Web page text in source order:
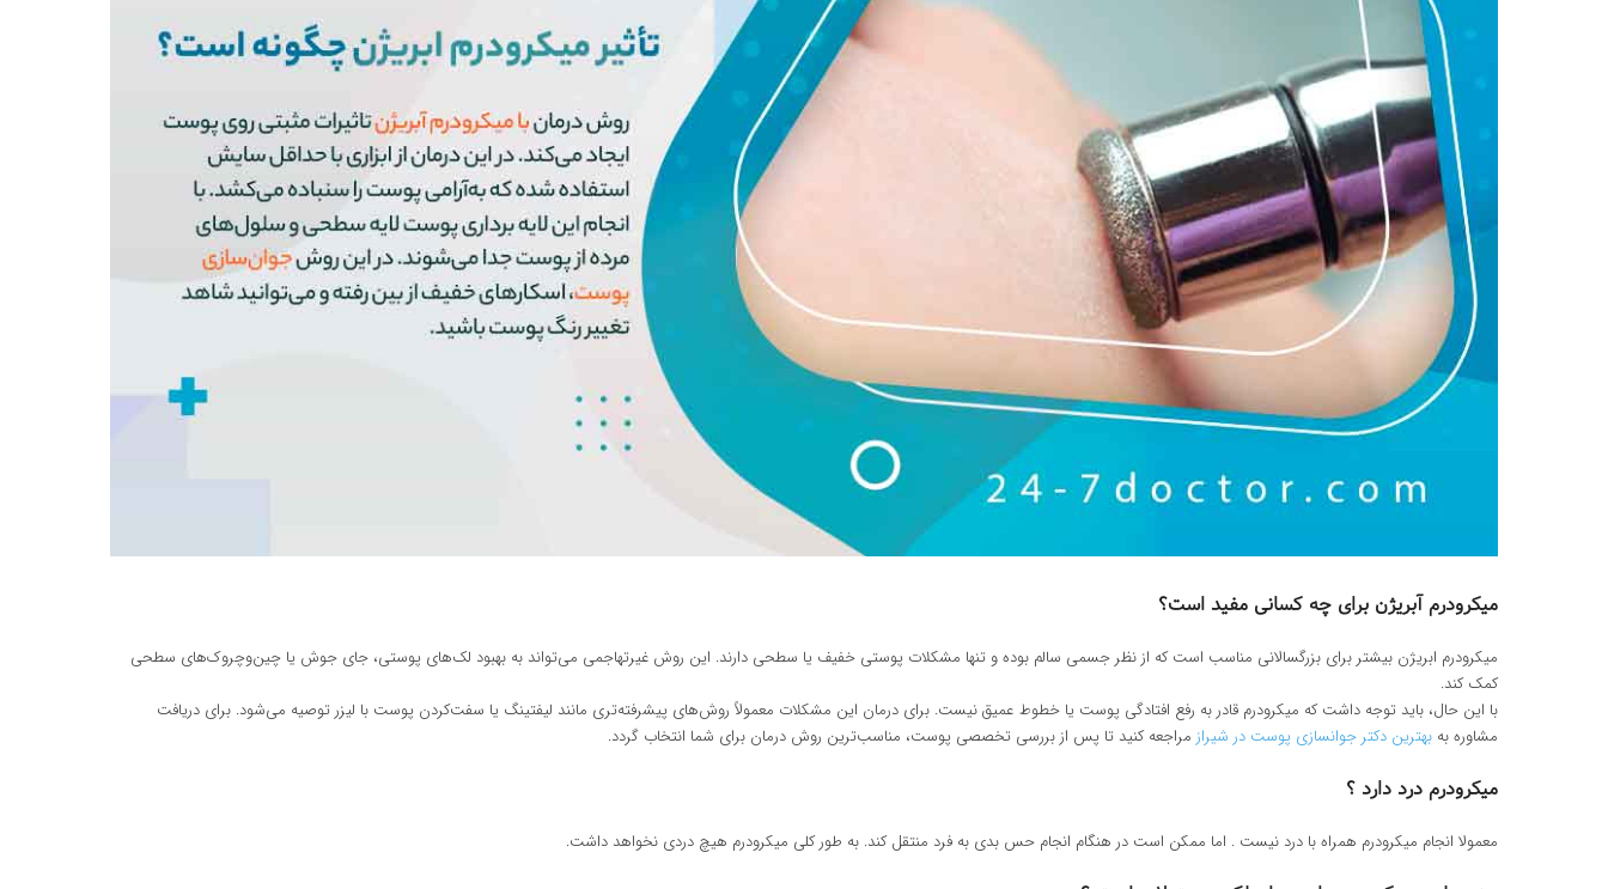
میکرودرم آبریژن برای چه کسانی مفید است؟
میکرودرم ابریژن بیشتر برای بزرگسالانی مناسب است که از نظر جسمی سالم بوده و تنها مشکلات پوستی خفیف یا سطحی دارند. این روش غیرتهاجمی می‌تواند به بهبود لک‌های پوستی، جای جوش یا چین‌وچروک‌های سطحی
کمک کند.
با این حال، باید توجه داشت که میکرودرم قادر به رفع افتادگی پوست یا خطوط عمیق نیست. برای درمان این مشکلات معمولاً روش‌های پیشرفته‌تری مانند لیفتینگ یا سفت‌کردن پوست با لیزر توصیه می‌شود. برای دریافت
مشاوره به بهترین دکتر جوانسازی پوست در شیرازمراجعه کنید تا پس از بررسی تخصصی پوست، مناسب‌ترین روش درمان برای شما انتخاب گردد.
میکرودرم درد دارد ؟
معمولا انجام میکرودرم همراه با درد نیست . اما ممکن است در هنگام انجام حس بدی به فرد منتقل کند. به طور کلی میکرودرم هیچ دردی نخواهد داشت.